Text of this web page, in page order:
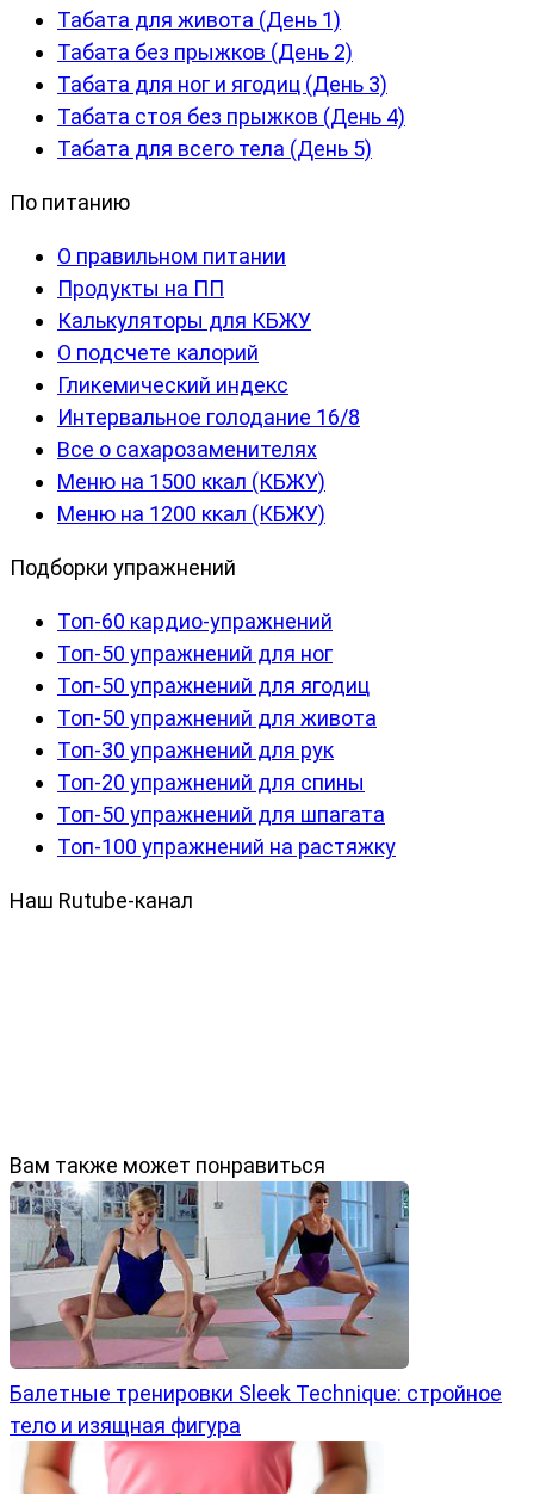
Табата для живота (День 1)
Табата без прыжков (День 2)
Табата для ног и ягодиц (День 3)
Табата стоя без прыжков (День 4)
Табата для всего тела (День 5)
По питанию
О правильном питании
Продукты на ПП
Калькуляторы для КБЖУ
О подсчете калорий
Гликемический индекс
Интервальное голодание 16/8
Все о сахарозаменителях
Меню на 1500 ккал (КБЖУ)
Меню на 1200 ккал (КБЖУ)
Подборки упражнений
Топ-60 кардио-упражнений
Топ-50 упражнений для ног
Топ-50 упражнений для ягодиц
Топ-50 упражнений для живота
Топ-30 упражнений для рук
Топ-20 упражнений для спины
Топ-50 упражнений для шпагата
Топ-100 упражнений на растяжку
Наш Rutube-канал
Вам также может понравиться
Балетные тренировки Sleek Technique: стройное
тело и изящная фигура